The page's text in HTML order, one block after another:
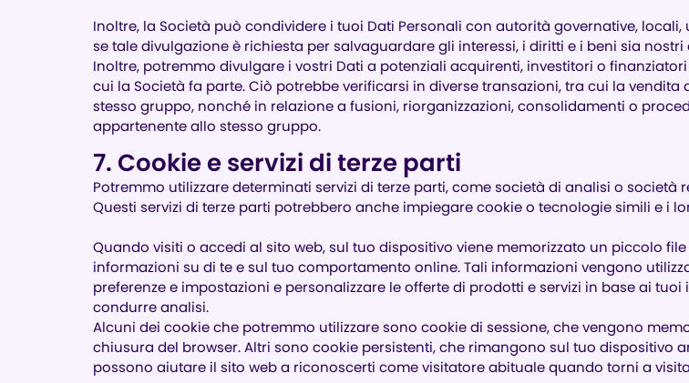
Inoltre, la Società può condividere i tuoi Dati Personali con autorità governative,
se tale divulgazione è richiesta per salvaguardare gli interessi, i diritti e i beni sia
Inoltre, potremmo divulgare i vostri Dati a potenziali acquirenti, investitori o
cui la Società fa parte. Ciò potrebbe verificarsi in diverse transazioni, tra cui la
stesso gruppo, nonché in relazione a fusioni, riorganizzazioni, consolidamenti o
appartenente allo stesso gruppo.
7. Cookie e servizi di terze parti
Potremmo utilizzare determinati servizi di terze parti, come società di analisi o
Questi servizi di terze parti potrebbero anche impiegare cookie o tecnologie simili e i
Quando visiti o accedi al sito web, sul tuo dispositivo viene memorizzato un piccolo
informazioni su di te e sul tuo comportamento online. Tali informazioni vengono
preferenze e impostazioni e personalizzare le offerte di prodotti e servizi in base ai
condurre analisi.
Alcuni dei cookie che potremmo utilizzare sono cookie di sessione, che vengono
chiusura del browser. Altri sono cookie persistenti, che rimangono sul tuo dispositivo
possono aiutare il sito web a riconoscerti come visitatore abituale quando torni a